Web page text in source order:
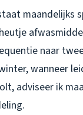
maandelijks
naar
wanneer
adviseer ik